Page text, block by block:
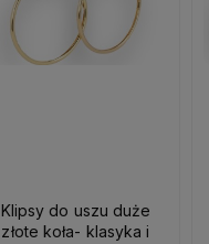
Klipsy do uszu duże
złote koła- klasyka i